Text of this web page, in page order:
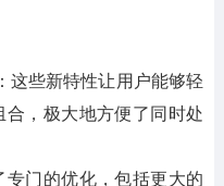
这些新特性让用户能够轻
，极大地方便了同时处
门的优化，包括更大的